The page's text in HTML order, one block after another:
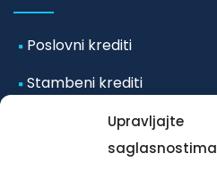
Upravljajte
saglasnostima
Poslovni krediti
Stambeni krediti
Mikro i mala preduzeća
Ostali krediti